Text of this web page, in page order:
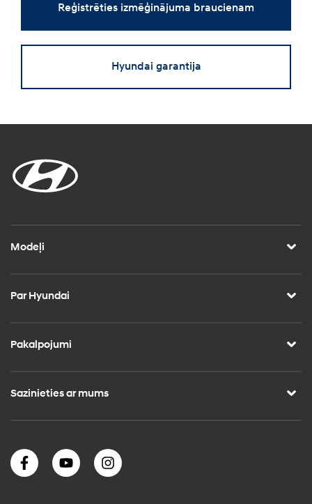
Reģistrēties izmēģinājuma braucienam
Hyundai garantija
Modeļi
Par Hyundai
Pakalpojumi
Sazinieties ar mums